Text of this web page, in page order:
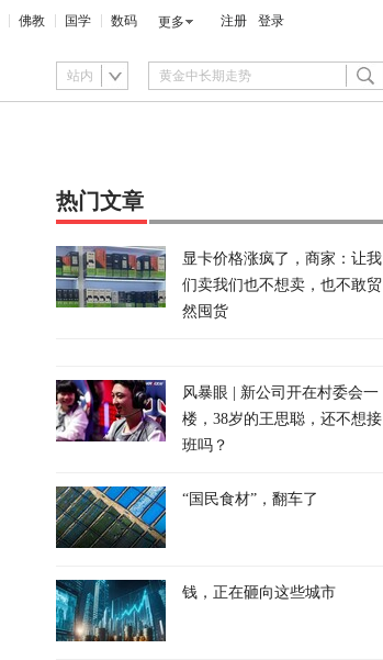
佛教 国学 数码 更多 注册 登录
站内
热门文章
显卡价格涨疯了，商家：让我
们卖我们也不想卖，也不敢贸
然囤货
风暴眼 | 新公司开在村委会一
楼，38岁的王思聪，还不想接
班吗？
“国民食材”，翻车了
钱，正在砸向这些城市